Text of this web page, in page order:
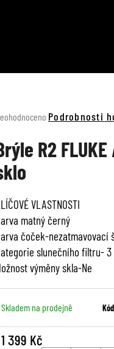
Podrobnosti
R2
VLASTNOSTI
matný černý
čoček-nezatmavovací
slunečního filtru- 3
výměny skla-Ne
Skladem na prodejně
1 399 Kč